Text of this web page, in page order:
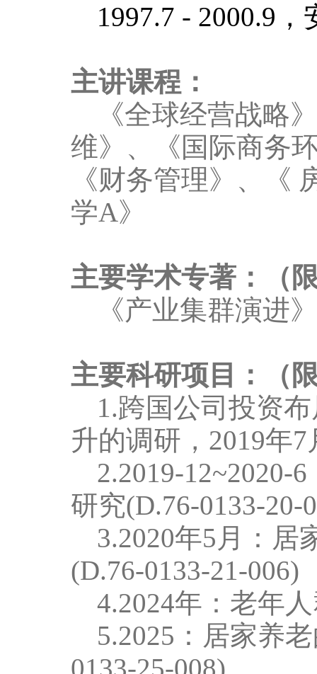
1997.7 - 2000.9
主讲课程：
《全球经营战略
维》、《国际商务
《财务管理》、《
学A》
主要学术专著：（
《产业集群演进
主要科研项目：（
1.跨国公司投资
升的调研， 2019年7
2.2019-12~2020-6
研究(D.76-0133-20-
3.2020年5 月 ： 居
(D.76-0133-21-006)
4.2024年 ： 老年
5.2025： 居家养